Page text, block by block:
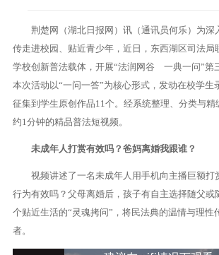
荆楚网（湖北日报网）讯（通讯员何乐）为深
传走进校园、贴近青少年，近日，东西湖区司法局
学校创新普法载体，开展“法润网谷 一典一问”第
本次活动以“一问一答”为核心形式，发动在校学生
征集到学生原创作品11个。经系统整理、分类与精
约1分钟的精品普法短视频。
未成年人打赏有效吗？爸妈离婚我跟谁？
视频讲述了一名未成年人用手机向主播巨额打
行为有效吗？父母离婚后，孩子有自主选择随父或
个贴近生活的“灵魂拷问”，将民法典的温情与理性
者。